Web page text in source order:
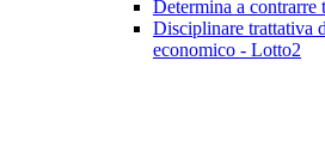
Determina a
Disciplinare trattativa
economico - Lotto2